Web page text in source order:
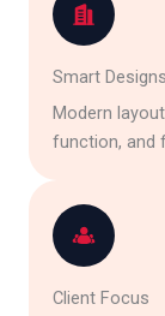
Smart Designs
Modern
function, and
Client Focus